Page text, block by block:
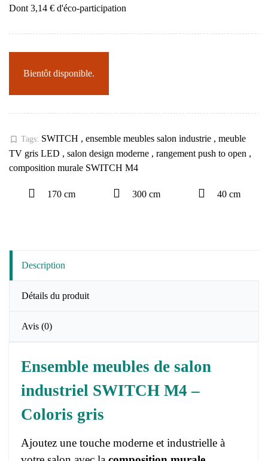
Dont 3,14 € d'éco-participation
Bientôt disponible.
bookmark_border Tags: SWITCH , ensemble meubles salon industrie , meuble
TV gris LED , salon design moderne , rangement push to open ,
composition murale SWITCH M4
170 cm 300 cm 40 cm
Description
Détails du produit
Avis (0)
Ensemble meubles de salon
industriel SWITCH M4 –
Coloris gris
Ajoutez une touche moderne et industrielle à